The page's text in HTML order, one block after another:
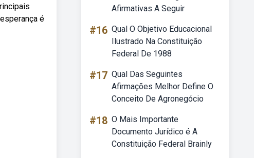
é
Afirmativas A Seguir
#16 Qual O Objetivo Educacional
Ilustrado Na Constituição
Federal De 1988
#17 Qual Das Seguintes
Afirmações Melhor Define O
Conceito De Agronegócio
#18 O Mais Importante
Documento Jurídico é A
Constituição Federal Brainly